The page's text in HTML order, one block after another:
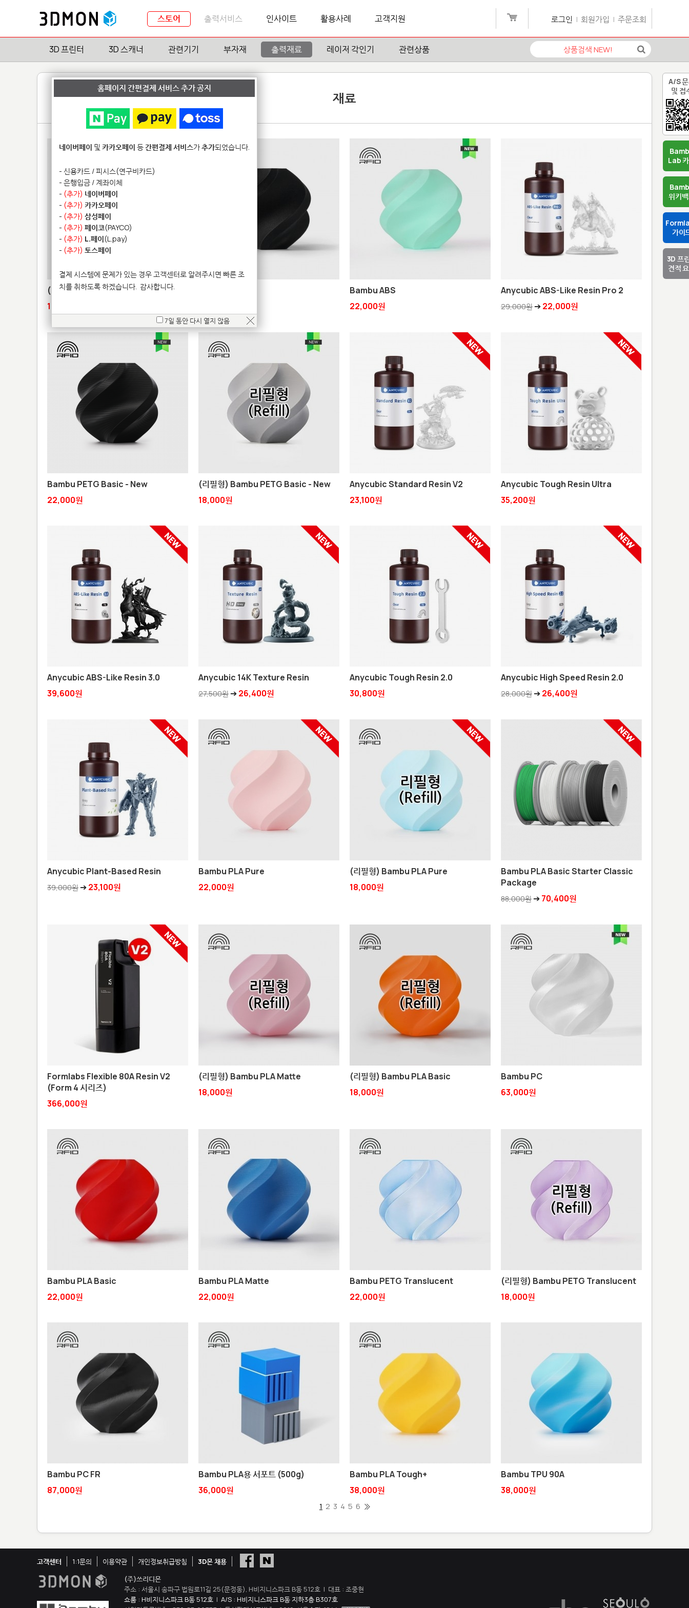
A/S
및 접
Lab
위키
가이
3D 프
견적
스토어 출력서비스 인사이트 활용사례 고객지원 로그인 | 회원가입 | 주문조회
3D 프린터 3D 스캐너 관련기기 부자재 출력재료 레이저 각인기 관련상품
재료
(리필형) Bambu ABS
18,000원
Bambu ABS
22,000원
Anycubic ABS-Like Resin Pro 2
29,000원 ➔22,000원
Bambu PETG Basic - New
22,000원
(리필형) Bambu PETG Basic - New
18,000원
Anycubic Standard Resin V2
23,100원
Anycubic Tough Resin Ultra
35,200원
Anycubic ABS-Like Resin 3.0
39,600원
Anycubic 14K Texture Resin
27,500원 ➔26,400원
Anycubic Tough Resin 2.0
30,800원
Anycubic High Speed Resin 2.0
28,000원 ➔26,400원
Anycubic Plant-Based Resin
39,000원 ➔23,100원
Bambu PLA Pure
22,000원
(리필형) Bambu PLA Pure
18,000원
Bambu PLA Basic Starter Classic
Package
88,000원 ➔70,400원
Formlabs Flexible 80A Resin V2
(Form 4 시리즈)
366,000원
(리필형) Bambu PLA Matte
18,000원
(리필형) Bambu PLA Basic
18,000원
Bambu PC
63,000원
Bambu PLA Basic
22,000원
Bambu PLA Matte
22,000원
Bambu PETG Translucent
22,000원
(리필형) Bambu PETG Translucent
18,000원
Bambu PC FR
87,000원
Bambu PLA용 서포트 (500g)
36,000원
Bambu PLA Tough+
38,000원
Bambu TPU 90A
38,000원
1 2 3 4 5 6
고객센터 1:1문의 이용약관 개인정보취급방침
3D몬 채용
(주)쓰리디몬
주소 : 서울시 송파구 법원로11길 25(문정동), H비지니스파크 B동 512호 | 대표 : 조중현
쇼룸 : H비지니스파크 B동 512호 | A/S : H비지니스파크 B동 지하3층 B307호
홈페이지 간편결제 서비스 추가 공지
네이버페이 및 카카오페이 등간편결제 서비스가추가되었습니다.
- 신용카드 / 피시스(연구비카드)
- 은행입금 / 계좌이체
- (추가) 네이버페이
- (추가) 카카오페이
- (추가) 삼성페이
- (추가) 페이코(PAYCO)
- (추가) L.페이(L.pay)
- (추가) 토스페이
결제 시스템에 문제가 있는 경우 고객센터로 알려주시면 빠른 조
치를 취하도록 하겠습니다. 감사합니다.
7일 동안 다시 열지 않음